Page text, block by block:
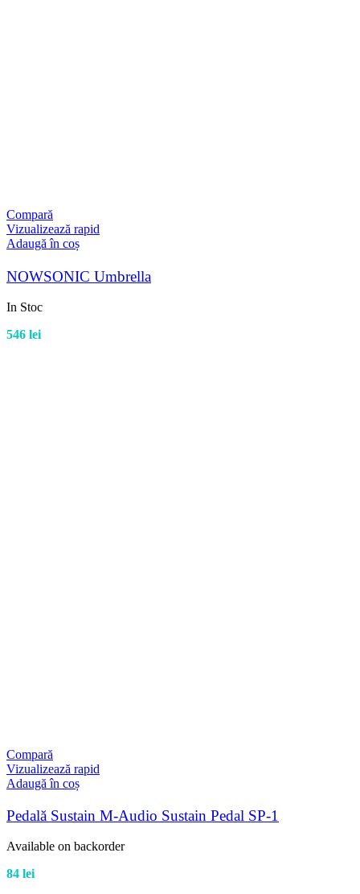
Compară
Vizualizează rapid
Adaugă în coș
NOWSONIC Umbrella
In Stoc
546 lei
Compară
Vizualizează rapid
Adaugă în coș
Pedală Sustain M-Audio Sustain Pedal SP-1
Available on backorder
84 lei